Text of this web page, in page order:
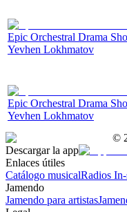
Epic Orchestral Drama
Yevhen Lokhmatov
Epic Orchestral Drama
Yevhen Lokhmatov
©
Descargar la app
Enlaces útiles
Catálogo musicalRadios
Jamendo
Jamendo para artistas